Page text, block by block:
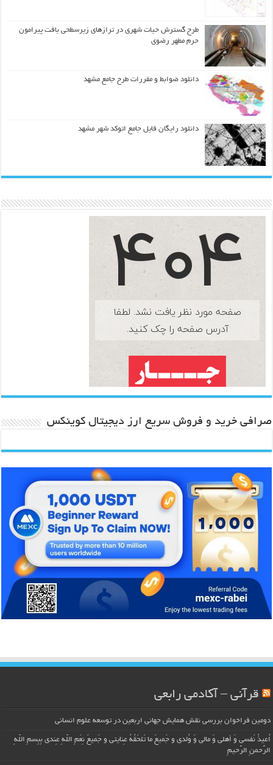
طرح گسترش حیات شهري در ترازهاي زیرسطحی بافت پیرامون
حرم مطهر رضوي
دانلود ضوابط و مقررات طرح جامع مشهد
دانلود رایگان فایل جامع اتوکد شهر مشهد
صرافی خرید و فروش سریع ارز دیجیتال کوینکس
قرآنی – آکادمی رابعی
دومین فراخوان بررسی نقش همایش جهانی اربعین در توسعه علوم انسانی
اُعیذُ نَفسی وَ أهلی وَ مالی وَ وُلدی و جَمیعَ ما تَلحَقُهُ عِنایتی و جَمیعَ نِعَمِ اللّهِ عِندی بِبِسمِ اللّهِ
الرَّحمنِ الرَّحیمِ